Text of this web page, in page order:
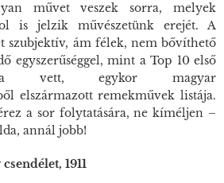
művet veszek sorra, melyek
is jelzik művészetünk erejét. A
szubjektív, ám félek, nem bővíthető
egyszerűséggel, mint a Top 10 első
vett, egykor magyar
elszármazott remekművek listája.
a sor folytatására, ne kíméljen –
annál jobb!
1911